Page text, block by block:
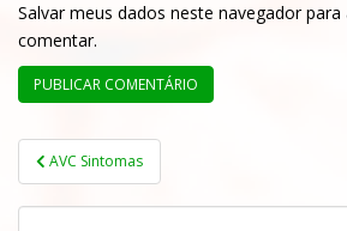
Salvar meus dados neste navegador
comentar.
AVC Sintomas